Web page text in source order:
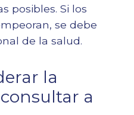
posibles. Si los
se debe
de la salud.
la
a